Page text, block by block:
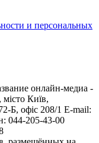
и персональных
онлайн-медиа -
Київ,
офіс 208/1 E-mail:
044-205-43-00